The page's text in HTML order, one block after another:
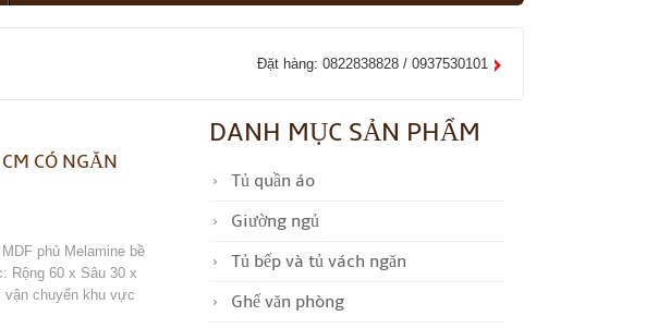
Đặt hàng: 0822838828 / 0937530101
CÓ NGĂN
phủ Melamine bề
Rộng 60 x Sâu 30 x
vận chuyển khu vực
DANH MỤC SẢN PHẨM
Tủ quần áo
Giường ngủ
Tủ bếp và tủ vách ngăn
Ghế văn phòng